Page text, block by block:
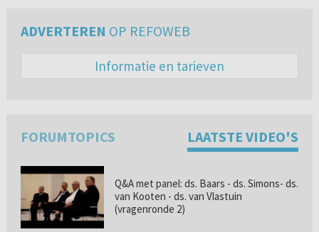
ADVERTEREN OP REFOWEB
Informatie en tarieven
FORUMTOPICS LAATSTE VIDEO'S
Q&A met panel: ds. Baars - ds. Simons- ds.
van Kooten - ds. van Vlastuin
(vragenronde 2)